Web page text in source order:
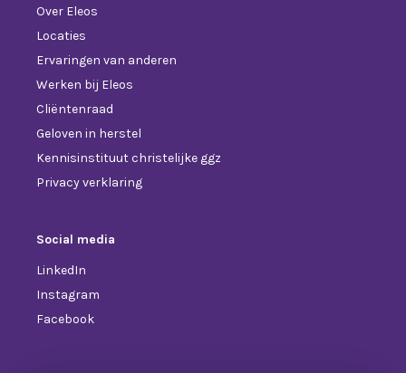
Over Eleos
Locaties
Ervaringen van anderen
Werken bij Eleos
Cliëntenraad
Geloven in herstel
Kennisinstituut christelijke ggz
Privacy verklaring
Social media
LinkedIn
Instagram
Facebook